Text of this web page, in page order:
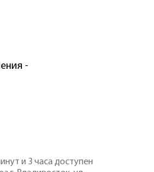
-
и 3 часа доступен